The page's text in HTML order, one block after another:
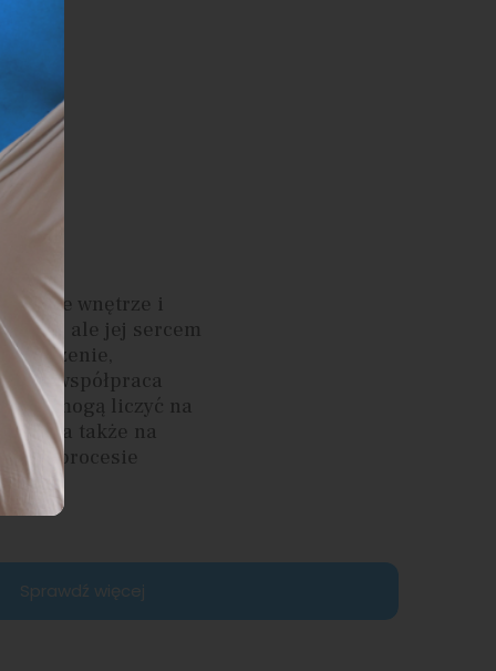
wnętrze i
ale jej sercem
współpraca
mogą liczyć na
a także na
w procesie
Sprawdź więcej